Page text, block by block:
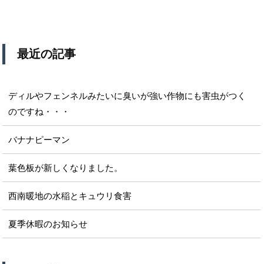
最近の記事
ディルやフェンネルみたいに臭いが強い作物にも害虫がつく
のですね・・・
バナナピーマン
葉色板が新しくなりました。
西南暖地の水稲とキュウリ食害
夏季休暇のお知らせ